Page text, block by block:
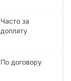
Часто за
доплату
По договору